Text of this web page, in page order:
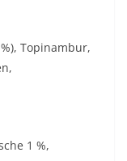
Topinambur,
1 %,